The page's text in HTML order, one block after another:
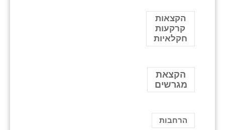
הקצאות
קרקעות
חקלאיות
הקצאת
מגרשים
הרחבות